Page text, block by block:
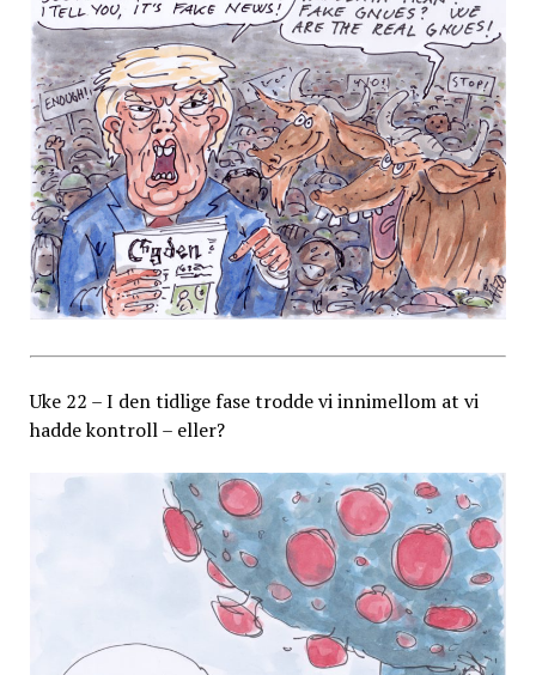
Uke 22 – I den tidlige fase trodde vi innimellom at vi
hadde kontroll – eller?